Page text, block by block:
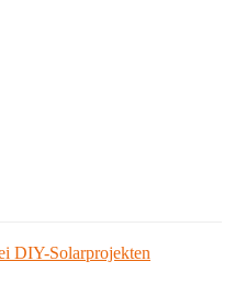
DIY-Solarprojekten